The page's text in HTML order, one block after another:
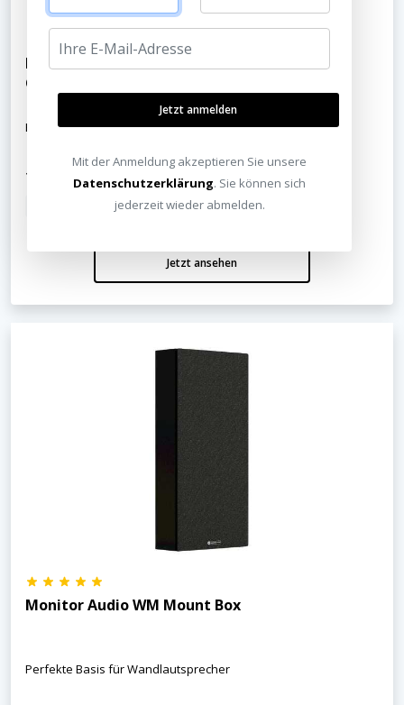
FeinTech ProFibre HDMI 8K 60Hz 4K 120Hz
Glasfaserkabel
HDMI neu gedacht: Glasfaser für Profis!
199,00 €
Kostenloser Versand
Jetzt ansehen
Monitor Audio WM Mount Box
Perfekte Basis für Wandlautsprecher
Jetzt anmelden
Mit der Anmeldung akzeptieren Sie unsere
Datenschutzerklärung. Sie können sich
jederzeit wieder abmelden.